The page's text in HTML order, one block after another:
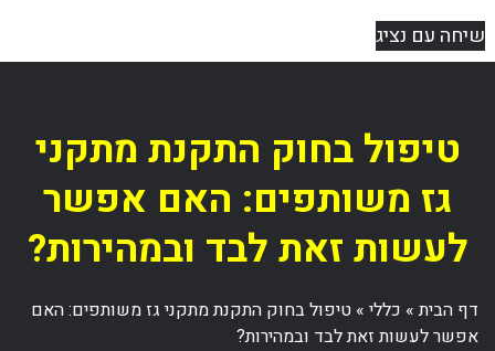
שיחה עם נציג
טיפול בחוק התקנת מתקני
גז משותפים: האם אפשר
לעשות זאת לבד ובמהירות?
דף הבית» כללי» טיפול בחוק התקנת מתקני גז משותפים: האם
אפשר לעשות זאת לבד ובמהירות?